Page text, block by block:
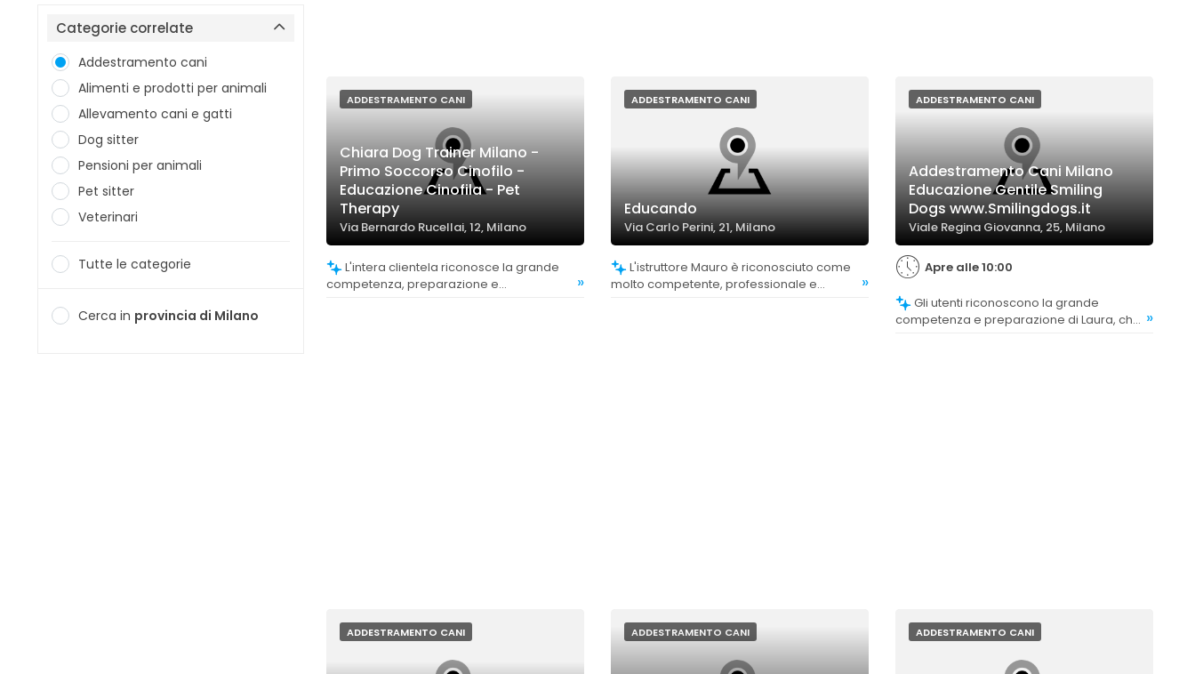
Categorie correlate
Addestramento cani
Alimenti e prodotti per animali
Allevamento cani e gatti
Dog sitter
Pensioni per animali
Pet sitter
Veterinari
Tutte le categorie
Cerca in provincia di Milano
ADDESTRAMENTO CANI
Chiara Dog Trainer Milano -
Primo Soccorso Cinofilo -
Educazione Cinofila - Pet
Therapy
Via Bernardo Rucellai, 12, Milano
competenza, preparazione e
»
ADDESTRAMENTO CANI
Educando
Via Carlo Perini, 21, Milano
L'istruttore Mauro è riconosciuto come
molto competente, professionale e
»
ADDESTRAMENTO CANI
Addestramento Cani Milano
Educazione Gentile Smiling
Dogs www.Smilingdogs.it
Viale Regina Giovanna, 25, Milano
Apre alle 10:00
Gli utenti riconoscono la grande
competenza e preparazione di Laura, che »
ADDESTRAMENTO CANI ADDESTRAMENTO CANI ADDESTRAMENTO CANI